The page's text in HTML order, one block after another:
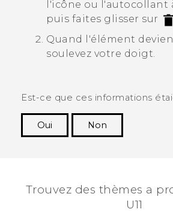
Appareils HTC & Accessoires
l'icône ou l'autocollant
puis faites glisser sur
Quand l'élément
soulevez votre doigt.
Est-ce que ces informations
Oui
Non
Trouvez des thèmes a
U11